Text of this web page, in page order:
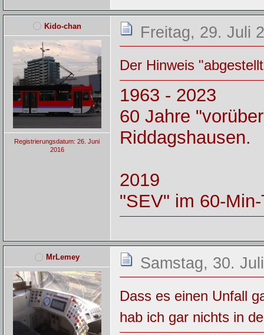
Kido-chan
Registrierungsdatum: 26. Juni
2016
Freitag, 29. Juli
Der Hinweis
1963 - 2023
60 Jahre
Riddagshausen.
2019
"SEV" im 60-
MrLemey Samstag, 30.
Dass es einen Unfall
hab ich gar nichts in